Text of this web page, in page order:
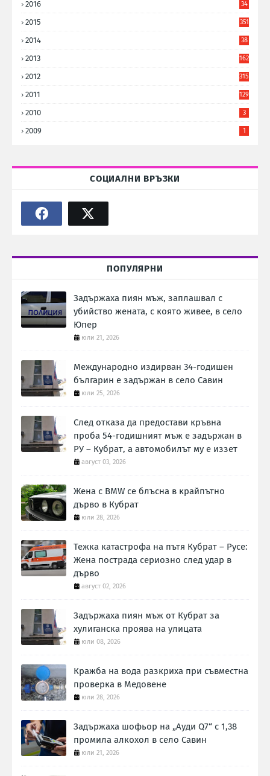
2016
34
2015 351
2014
38
2013 162
2012 315
2011 129
2010 3
2009 1
СОЦИАЛНИ ВРЪЗКИ
ПОПУЛЯРНИ
Задържаха пиян мъж, заплашвал с
убийство жената, с която живее, в село
Юпер
юли 21, 2026
Международно издирван 34-годишен
българин е задържан в село Савин
юли 25, 2026
След отказа да предостави кръвна
проба 54-годишният мъж е задържан в
РУ – Кубрат, а автомобилът му е иззет
август 03, 2026
Жена с BMW се блъсна в крайпътно
дърво в Кубрат
юли 28, 2026
Тежка катастрофа на пътя Кубрат – Русе:
Жена пострада сериозно след удар в
дърво
август 02, 2026
Задържаха пиян мъж от Кубрат за
хулиганска проява на улицата
юли 08, 2026
Кражба на вода разкриха при съвместна
проверка в Медовене
юли 28, 2026
Задържаха шофьор на „Ауди Q7“ с 1,38
промила алкохол в село Савин
юли 21, 2026